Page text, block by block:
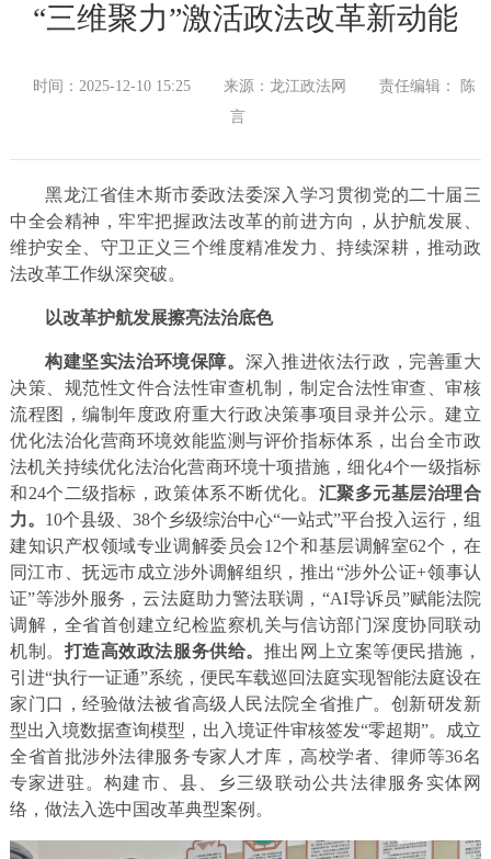
“三维聚力”激活政法改革新动能
时间：2025-12-10 15:25 来源：龙江政法网
责任编辑： 陈
言
黑龙江省佳木斯市委政法委深入学习贯彻党的二十届三
中全会精神，牢牢把握政法改革的前进方向，从护航发展、
维护安全、守卫正义三个维度精准发力、持续深耕，推动政
法改革工作纵深突破。
以改革护航发展擦亮法治底色
构建坚实法治环境保障。 深入推进依法行政，完善重大
决策、规范性文件合法性审查机制，制定合法性审查、审核
流程图，编制年度政府重大行政决策事项目录并公示。建立
优化法治化营商环境效能监测与评价指标体系，出台全市政
法机关持续优化法治化营商环境十项措施，细化4个一级指标
和24个二级指标，政策体系不断优化。 汇聚多元基层治理合
力。 10个县级、38个乡级综治中心“一站式”平台投入运行，组
建知识产权领域专业调解委员会12个和基层调解室62个，在
同江市、抚远市成立涉外调解组织，推出“涉外公证+领事认
证”等涉外服务，云法庭助力警法联调，“AI导诉员”赋能法院
调解，全省首创建立纪检监察机关与信访部门深度协同联动
机制。 打造高效政法服务供给。 推出网上立案等便民措施，
引进“执行一证通”系统，便民车载巡回法庭实现智能法庭设在
家门口，经验做法被省高级人民法院全省推广。创新研发新
型出入境数据查询模型，出入境证件审核签发“零超期”。成立
全省首批涉外法律服务专家人才库，高校学者、律师等36名
专家进驻。构建市、县、乡三级联动公共法律服务实体网
络，做法入选中国改革典型案例。